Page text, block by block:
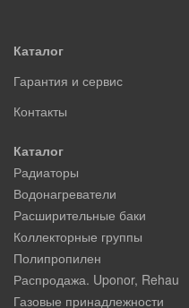
Каталог
Гарантия и сервис
Контакты
Каталог
Радиаторы
Водонагреватели
Расширительные баки
Коллекторные группы
Полипропилен
Распродажа. Uponor, Rehau
Газовые принадлежности